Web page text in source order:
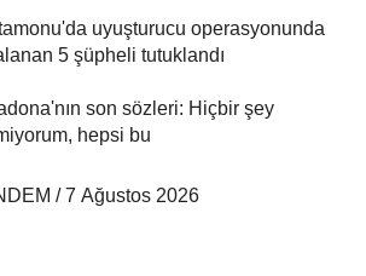
uyuşturucu operasyonunda
5 şüpheli tutuklandı
son sözleri: Hiçbir şey
hepsi bu
/ 7 Ağustos 2026